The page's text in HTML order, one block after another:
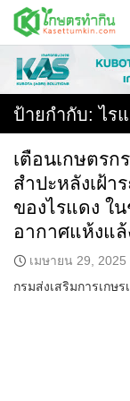
Skip
content
พืช
หน้าแรก
แวดวงเกษตร
ใคร ทำอะไร ที่
สถานีข่าววันนี้
ป้ายกำกับ:ไร
เตือนเกษตรก
สำปะหลังเฝ้า
ของไรแดง ใ
อากาศแห้งแ
เมษายน 29, 2025
กรมส่งเสริมการเกษ